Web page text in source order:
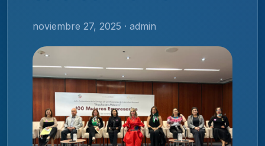
noviembre 27, 2025 · admin